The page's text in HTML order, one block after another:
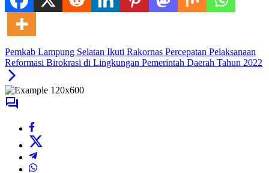
Pemkab Lampung Selatan Ikuti Rakornas Percepatan Pelaksanaan
Reformasi Birokrasi di Lingkungan Pemerintah Daerah Tahun 2022